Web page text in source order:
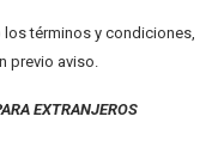
términos y condiciones,
previo aviso.
EXTRANJEROS